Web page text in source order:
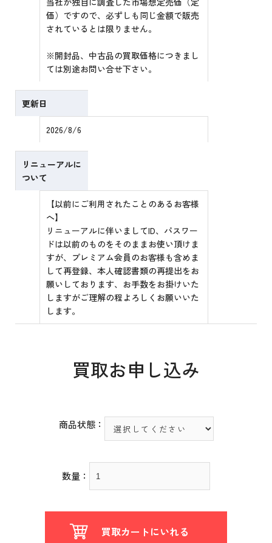
価）ですので、必ずしも同じ金額で販売
されているとは限りません。
※開封品、中古品の買取価格につきまし
ては別途お問い合せ下さい。
更新日
2026/8/6
リニューアルに
ついて
【以前にご利用されたことのあるお客様
へ】
リニューアルに伴いましてID、パスワー
ドは以前のものをそのままお使い頂けま
すが、プレミアム会員のお客様も含めま
して再登録、本人確認書類の再提出をお
願いしております、お手数をお掛けいた
しますがご理解の程よろしくお願いいた
します。
買取お申し込み
商品状態：
数量：
買取カートにいれる